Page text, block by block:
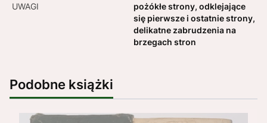
UWAGI
pożókłe strony, odklejające
się pierwsze i ostatnie strony,
delikatne zabrudzenia na
brzegach stron
Podobne książki